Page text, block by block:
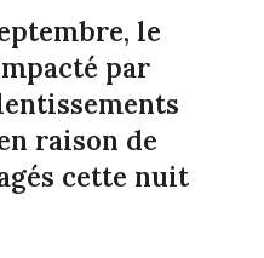
le
par
raison de
cette nuit